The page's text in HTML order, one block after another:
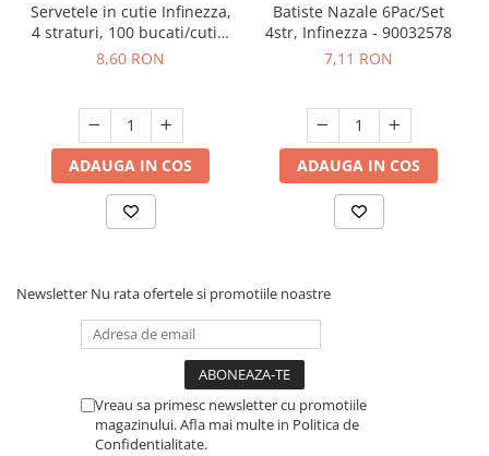
Servetele in cutie Infinezza,
4 straturi, 100 bucati/cutie,
90032769
8,60 RON
ADAUGA IN COS
Batiste Nazale 6Pac/Set
4str, Infinezza - 90032578
7,11 RON
ADAUGA IN COS
Newsletter Nu rata ofertele si promotiile noastre
Vreau sa primesc newsletter cu promotiile
magazinului. Afla mai multe in Politica de
Confidentialitate.